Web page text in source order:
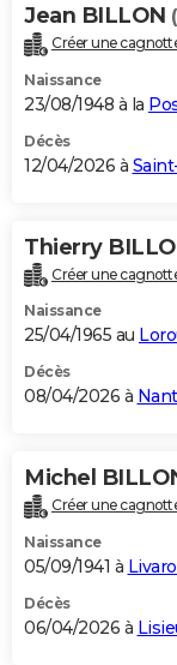
Jean BILLON
Créer une
Naissance
23/08/1948 à la
Décès
12/04/2026 à
Thierry
Créer une
Naissance
25/04/1965 au
Décès
08/04/2026 à
Michel
Créer une
Naissance
05/09/1941 à
Décès
06/04/2026 à